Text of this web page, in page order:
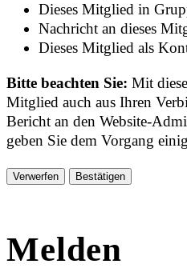
Dieses Mitglied in
Nachricht an dieses
Dieses Mitglied als
Bitte beachten Sie:Mit
Mitglied auch aus Ihren
Bericht an den Website-
geben Sie dem Vorgang
Bestätigen
Melden